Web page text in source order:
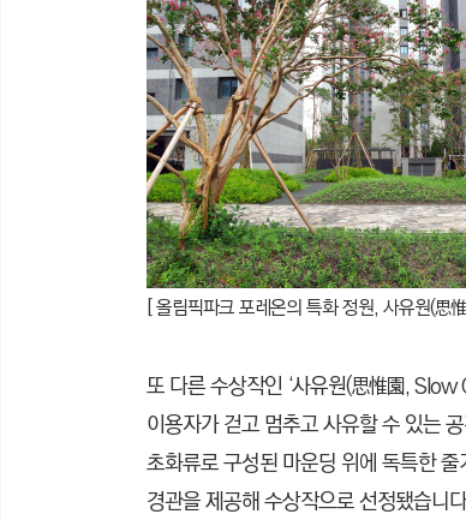
[ 올림픽파크 포레온의 특화 정원, 사유원(思
또 다른 수상작인 ‘사유원(思惟園,
이용자가 걷고 멈추고 사유할 수 있는
초화류로 구성된 마운딩 위에 독특한
경관을 제공해 수상작으로 선정됐습니